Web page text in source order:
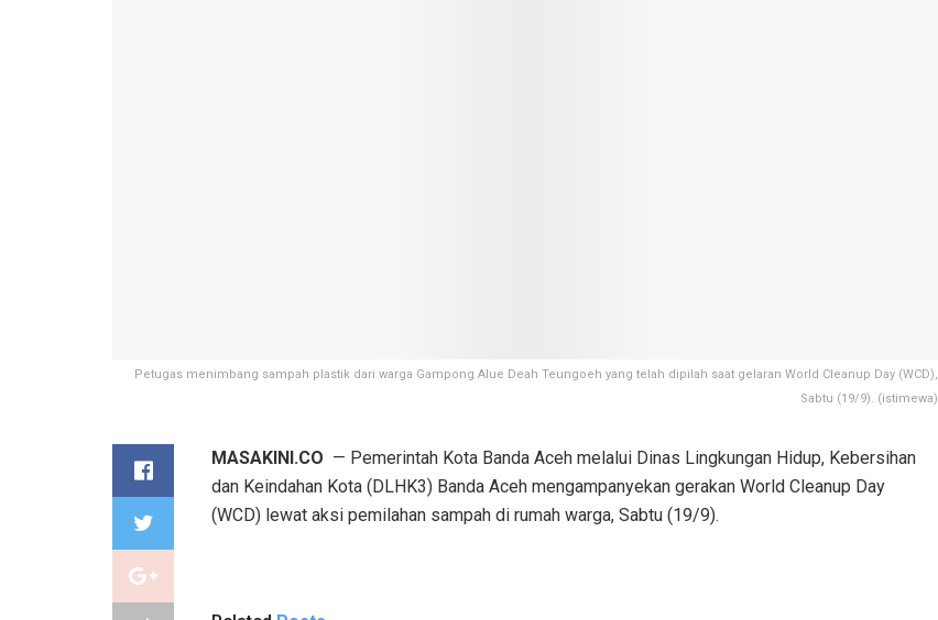
Petugas menimbang sampah plastik dari warga Gampong Alue Deah Teungoeh yang telah dipilah saat gelaran World Cleanup Day (WCD),
Sabtu (19/9). (istimewa)
MASAKINI.CO — Pemerintah Kota Banda Aceh melalui Dinas Lingkungan Hidup, Kebersihan
dan Keindahan Kota (DLHK3) Banda Aceh mengampanyekan gerakan World Cleanup Day
(WCD) lewat aksi pemilahan sampah di rumah warga, Sabtu (19/9).